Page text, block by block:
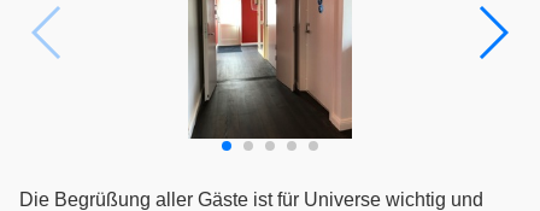
Die Begrüßung aller Gäste ist für Universe wichtig und